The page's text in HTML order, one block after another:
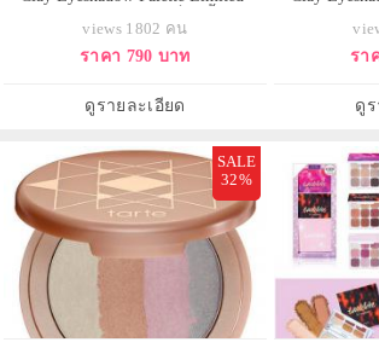
กล่อง) พาเลตอายแชโดว์ สีโทนโร
แมนติกนุ่มนวลอบอุ่นหวานละมุน มี
พิกเมนต์แน่นมีทั้งหมด9เฉดสีพร้อม
เสริมความสวยให้เปลือกตาโดดเด่
views 1802 คน
ราคา 790 บาท
ดูรายละเอียด
กล่อง) พาเ
ตาลเมทัลลิ
เนื้อแมตต์แล
เมน
รา
ดูร
SALE
32%